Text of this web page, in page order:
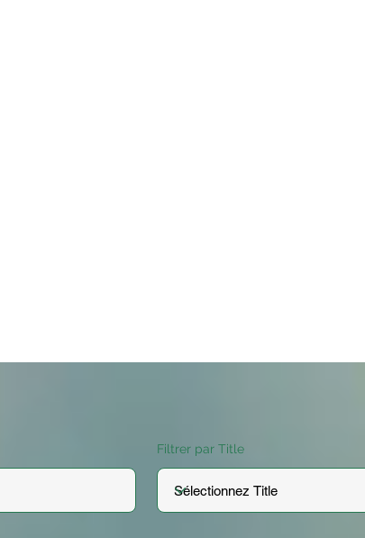
Filtrer par Title